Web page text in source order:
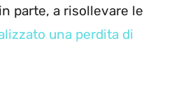
parte, a risollevare le
una perdita di